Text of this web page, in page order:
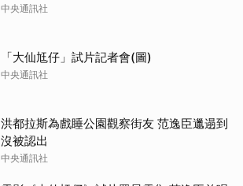
中央通訊社
「大仙尪仔」試片記者會(圖)
中央通訊社
洪都拉斯為戲睡公園觀察街友 范逸臣邋遢到
沒被認出
中央通訊社